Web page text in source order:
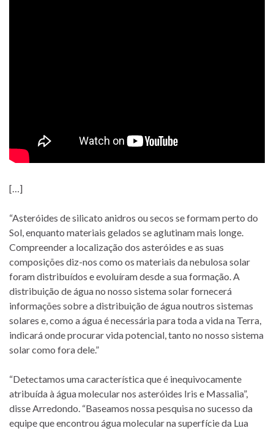
[…]
“Asteróides de silicato anidros ou secos se formam perto do
Sol, enquanto materiais gelados se aglutinam mais longe.
Compreender a localização dos asteróides e as suas
composições diz-nos como os materiais da nebulosa solar
foram distribuídos e evoluíram desde a sua formação. A
distribuição de água no nosso sistema solar fornecerá
informações sobre a distribuição de água noutros sistemas
solares e, como a água é necessária para toda a vida na Terra,
indicará onde procurar vida potencial, tanto no nosso sistema
solar como fora dele.”
“Detectamos uma característica que é inequivocamente
atribuída à água molecular nos asteróides Iris e Massalia”,
disse Arredondo. “Baseamos nossa pesquisa no sucesso da
equipe que encontrou água molecular na superfície da Lua